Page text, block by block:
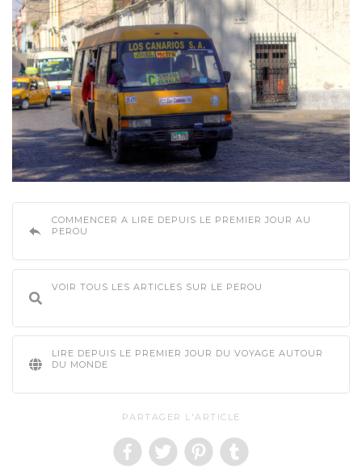
COMMENCER A LIRE DEPUIS LE PREMIER JOUR AU
PEROU
VOIR TOUS LES ARTICLES SUR LE PEROU
LIRE DEPUIS LE PREMIER JOUR DU VOYAGE AUTOUR
DU MONDE
PARTAGER L'ARTICLE